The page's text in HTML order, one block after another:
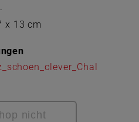
x 13 cm
nicht